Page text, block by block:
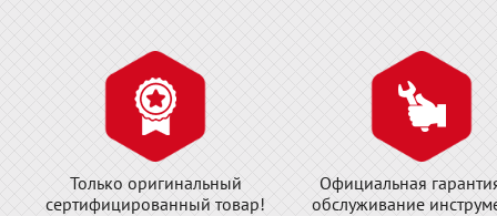
Только оригинальный
сертифицированный товар!
Официальная
обслуживание